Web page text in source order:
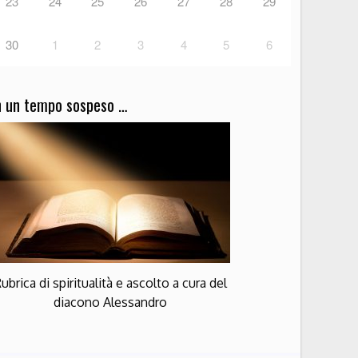
30 1 2 3 4 5 6
un tempo sospeso …
di spiritualità e ascolto a cura del
diacono Alessandro